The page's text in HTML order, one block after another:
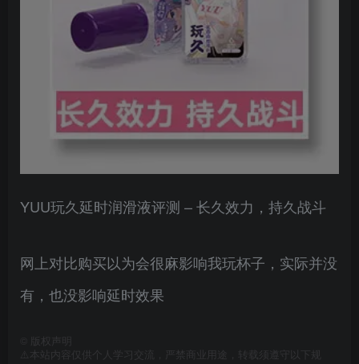
YUU玩久延时润滑液评测 – 长久效力，持久战斗
网上对比购买以为会很麻影响我玩杯子，实际并没
有，也没影响延时效果
版权声明
⚠️本站内容仅供个人学习交流，严禁商业用途，转载须遵守以下规